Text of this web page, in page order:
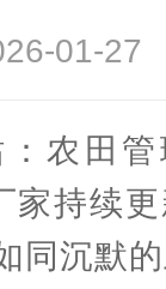
01-
农田
家持续
同沉默